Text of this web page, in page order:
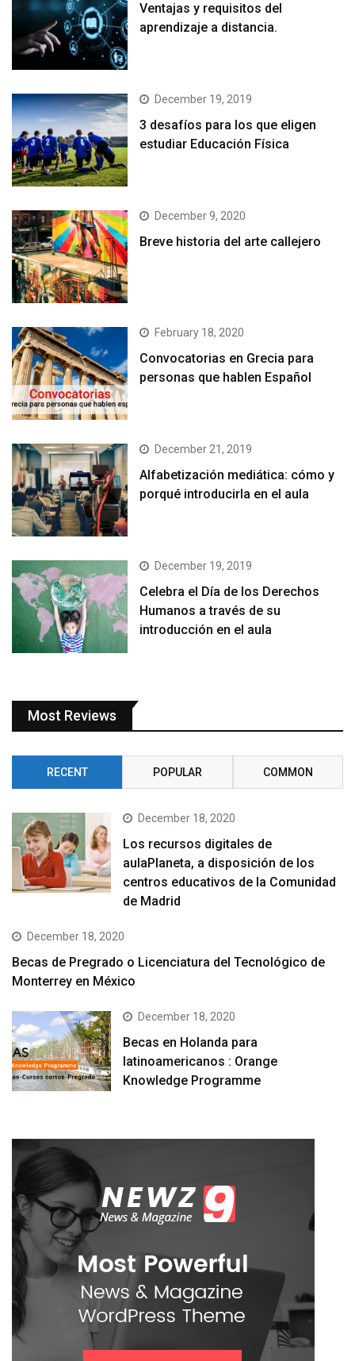
Ventajas y requisitos del
aprendizaje a distancia.
December 19, 2019
3 desafíos para los que eligen
estudiar Educación Física
December 9, 2020
Breve historia del arte callejero
February 18, 2020
Convocatorias en Grecia para
personas que hablen Español
December 21, 2019
Alfabetización mediática: cómo y
porqué introducirla en el aula
December 19, 2019
Celebra el Día de los Derechos
Humanos a través de su
introducción en el aula
Most Reviews
RECENT POPULAR COMMON
December 18, 2020
Los recursos digitales de
aulaPlaneta, a disposición de los
centros educativos de la Comunidad
de Madrid
December 18, 2020
Becas de Pregrado o Licenciatura del Tecnológico de
Monterrey en México
December 18, 2020
Becas en Holanda para
latinoamericanos : Orange
Knowledge Programme